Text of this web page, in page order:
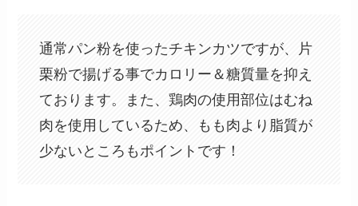
通常パン粉を使ったチキンカツですが、片
栗粉で揚げる事でカロリー＆糖質量を抑え
ております。また、鶏肉の使用部位はむね
肉を使用しているため、もも肉より脂質が
少ないところもポイントです！